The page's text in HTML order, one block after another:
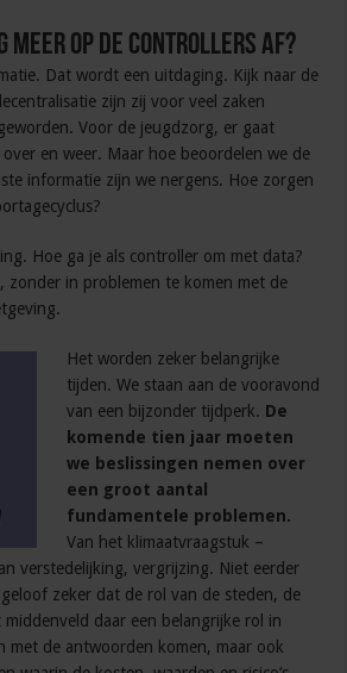
meer op de controllers af?
Dat wordt een uitdaging. Kijk naar de
zijn zij voor veel zaken
Voor de jeugdzorg, er gaat
en weer. Maar hoe beoordelen we de
informatie zijn we nergens. Hoe zorgen
Hoe ga je als controller om met data?
zonder in problemen te komen met de
Het worden zeker belangrijke
tijden. We staan aan de vooravond
van een bijzonder tijdperk. De
komende tien jaar moeten
we beslissingen nemen over
een groot aantal
fundamentele problemen.
Van het klimaatvraagstuk –
verstedelijking, vergrijzing. Niet eerder
zeker dat de rol van de steden, de
middenveld daar een belangrijke rol in
met de antwoorden komen, maar ook